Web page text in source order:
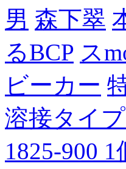
男 森下翠
るBCP ス
ビーカー
溶接タイ
1825-900